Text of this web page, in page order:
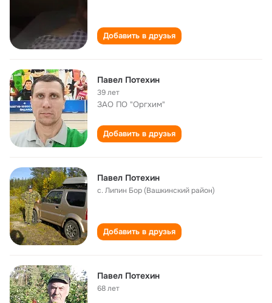
Добавить в друзья
Павел Потехин
39 лет
ЗАО ПО "Оргхим"
Добавить в друзья
Павел Потехин
с. Липин Бор (Вашкинский район)
Добавить в друзья
Павел Потехин
68 лет